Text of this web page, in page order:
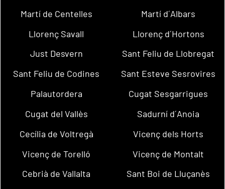
Martí de Centelles
Martí d´Albars
Llorenç Savall
Llorenç d´Hortons
Just Desvern
Sant Feliu de Llobregat
Sant Feliu de Codines
Sant Esteve Sesrovires
Palautordera
Cugat Sesgarrigues
Cugat del Vallès
Sadurní d´Anoia
Cecília de Voltregà
Vicenç dels Horts
Vicenç de Torelló
Vicenç de Montalt
Cebrià de Vallalta
Sant Boi de Lluçanès